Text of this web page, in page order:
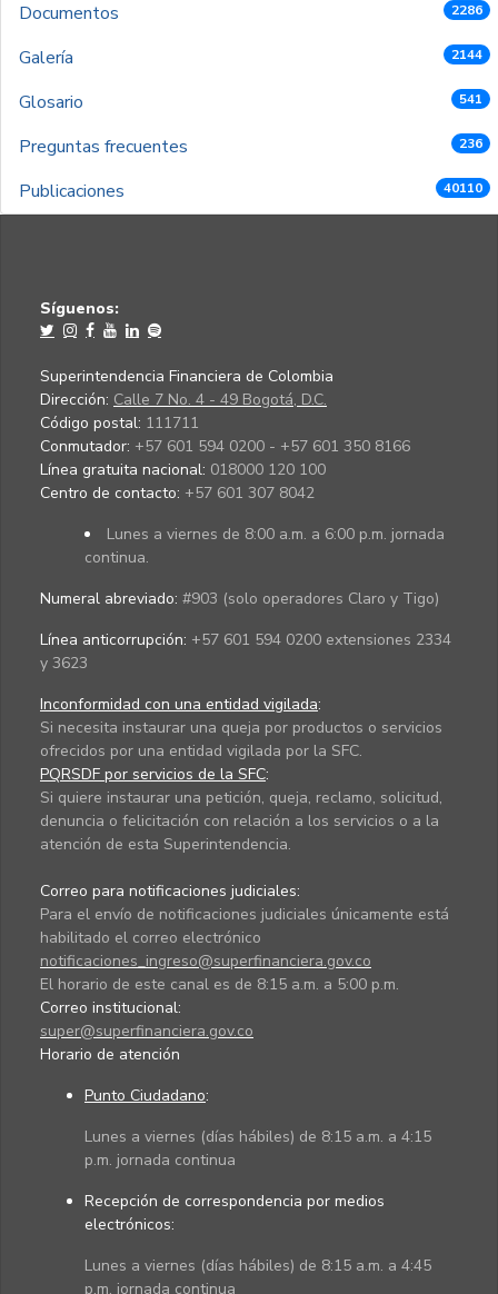
Documentos 2286
Galería 2144
Glosario 541
Preguntas frecuentes 236
Publicaciones 40110
Síguenos:
Superintendencia Financiera de Colombia
Dirección: Calle 7 No. 4 - 49 Bogotá, D.C.
Código postal: 111711
Conmutador: +57 601 594 0200 - +57 601 350 8166
Línea gratuita nacional: 018000 120 100
Centro de contacto: +57 601 307 8042
Lunes a viernes de 8:00 a.m. a 6:00 p.m. jornada
continua.
Numeral abreviado: #903 (solo operadores Claro y Tigo)
Línea anticorrupción: +57 601 594 0200 extensiones 2334
y 3623
Inconformidad con una entidad vigilada:
Si necesita instaurar una queja por productos o servicios
ofrecidos por una entidad vigilada por la SFC.
PQRSDF por servicios de la SFC:
Si quiere instaurar una petición, queja, reclamo, solicitud,
denuncia o felicitación con relación a los servicios o a la
atención de esta Superintendencia.
Correo para notificaciones judiciales:
Para el envío de notificaciones judiciales únicamente está
habilitado el correo electrónico
notificaciones_ingreso@superfinanciera.gov.co
El horario de este canal es de 8:15 a.m. a 5:00 p.m.
Correo institucional:
super@superfinanciera.gov.co
Horario de atención
Punto Ciudadano:
Lunes a viernes (días hábiles) de 8:15 a.m. a 4:15
p.m. jornada continua
Recepción de correspondencia por medios
electrónicos:
Lunes a viernes (días hábiles) de 8:15 a.m. a 4:45
p.m. jornada continua